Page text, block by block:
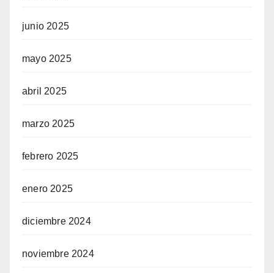
junio 2025
mayo 2025
abril 2025
marzo 2025
febrero 2025
enero 2025
diciembre 2024
noviembre 2024